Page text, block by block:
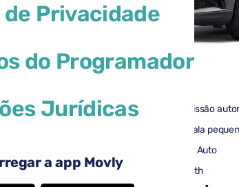
Privacidade
do Programador
Jurídicas
a app Movly
Transmissão
Uma mala
Android Auto
de visão traseira
Bluetooth